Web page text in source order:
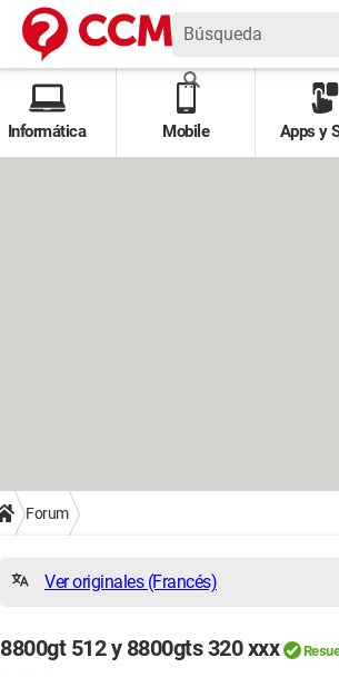
Informática Mobile Apps y
Forum
Ver originales (Francés)
8800gt 512 y 8800gts 320 xxx